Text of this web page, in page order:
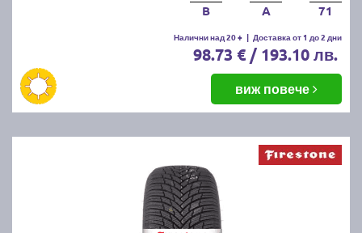
B A 71
Налични над 20 + | Доставка от 1 до 2 дни
98.73 € / 193.10 лв.
виж повече